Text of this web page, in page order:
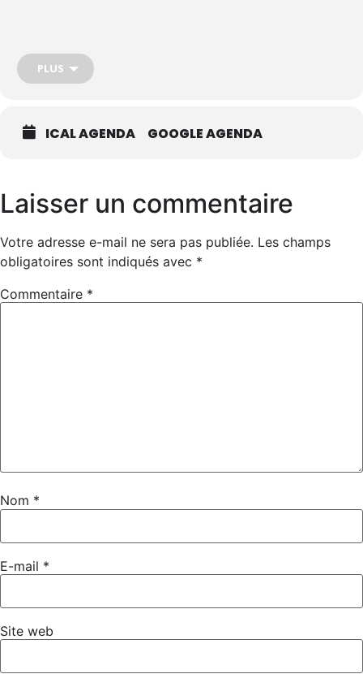
PLUS
ICAL AGENDA GOOGLE AGENDA
Laisser un commentaire
Votre adresse e-mail ne sera pas publiée. Les champs
obligatoires sont indiqués avec *
Commentaire *
Nom *
E-mail *
Site web